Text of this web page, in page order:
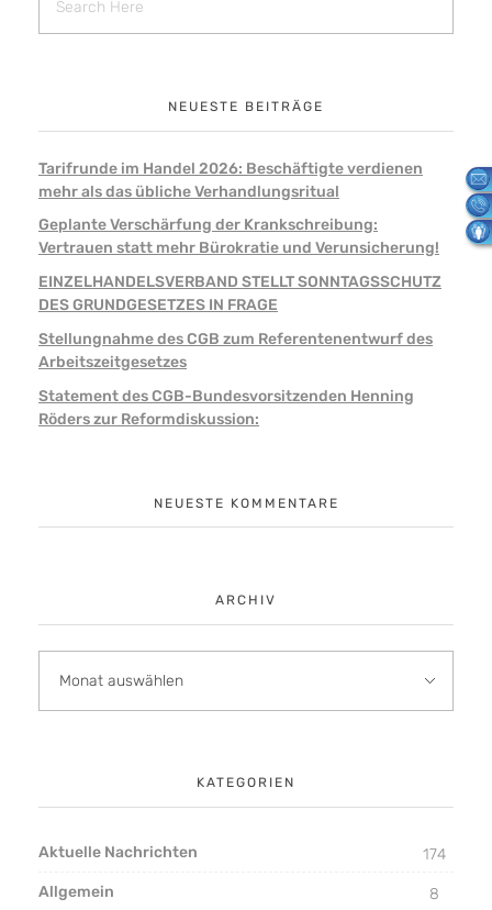
NEUESTE BEITRÄGE
Tarifrunde im Handel 2026: Beschäftigte verdienen
mehr als das übliche Verhandlungsritual
Geplante Verschärfung der Krankschreibung:
Vertrauen statt mehr Bürokratie und Verunsicherung!
EINZELHANDELSVERBAND STELLT SONNTAGSSCHUTZ
DES GRUNDGESETZES IN FRAGE
Stellungnahme des CGB zum Referentenentwurf des
Arbeitszeitgesetzes
Statement des CGB-Bundesvorsitzenden Henning
Röders zur Reformdiskussion:
NEUESTE KOMMENTARE
ARCHIV
KATEGORIEN
Aktuelle Nachrichten
174
Allgemein
8